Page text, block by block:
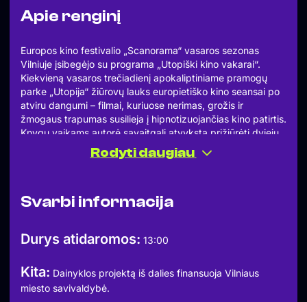
Apie renginį
Europos kino festivalio „Scanorama“ vasaros sezonas
Vilniuje įsibegėjo su programa „Utopiški kino vakarai“.
Kiekvieną vasaros trečiadienį apokaliptiniame pramogų
parke „Utopija“ žiūrovų lauks europietiško kino seansai po
atviru dangumi – filmai, kuriuose nerimas, grožis ir
žmogaus trapumas susilieja į hipnotizuojančias kino patirtis.
Knygų vaikams autorė savaitgalį atvyksta prižiūrėti dviejų
mažamečių draugės dukrų, bet yra pavargusi po ilgos
darbingos nakties ir greitai užmiega. Neprižiūrimos
ir Džiuljeta susivienija su dangaus žvaigžde Selma ir kartu
nuotaika kartais būna tiesiog audringa, bet jis vienas žino,
Birželio 21 d., 13 val.
„Sirokas ir vėjų karalystė“, rež. Benoît Chieux
1 val. 16 min. | Animacinis, Nuotykių, Visai šeimai | V – visai
Rodyti daugiau
Svarbi informacija
Durys atidaromos: 13:00
Kita: Dainyklos projektą iš dalies finansuoja Vilniaus
miesto savivaldybė.